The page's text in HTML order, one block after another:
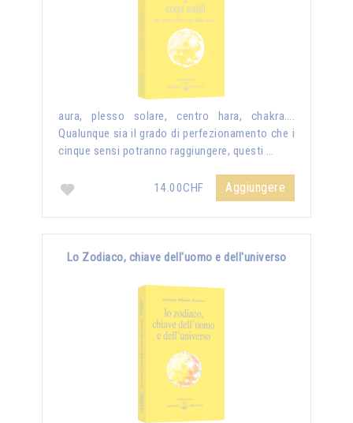
aura, plesso solare, centro hara, chakra….
Qualunque sia il grado di perfezionamento che i
cinque sensi potranno raggiungere, questi …
14.00CHF Aggiungere
Lo Zodiaco, chiave dell'uomo e dell'universo